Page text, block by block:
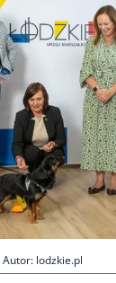
Autor: lodzkie.pl